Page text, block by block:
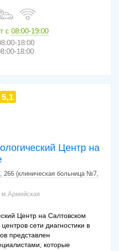
с 08:00-19:00
18:00
18:00
Центр на
5,1
266 (клиническая больница №7,
м.Армейская
Центр на Салтовском
сети диагностики в
представлен
которые